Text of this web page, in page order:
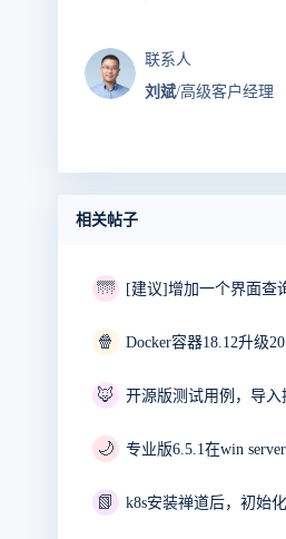
联系人
刘斌/高级客户经理
相关帖子
🌁 [建议]增加一个界面查
🍿 Docker容器18.12升级
🦊 开源版测试用例，导入
🌙 专业版6.5.1在win
📗 k8s安装禅道后，初始